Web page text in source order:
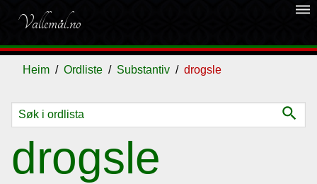
Vallemål.no
dehaze
Heim Ordliste Substantiv drogsle
search
drogsle
Ordliste
Om